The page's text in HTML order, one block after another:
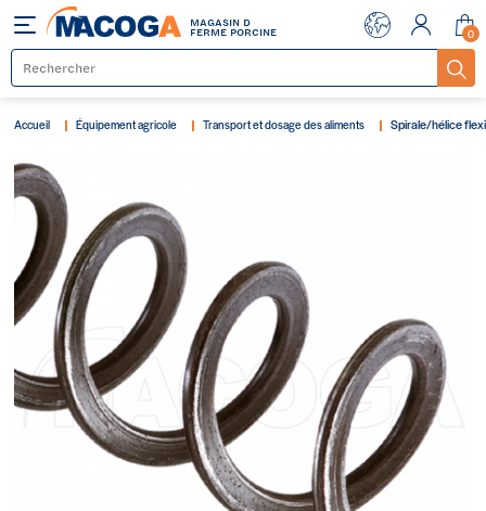
MAGASIN D
FERME PORCINE 0
Menu
Accueil Équipement agricole Transport et dosage des aliments Spirale/hélice